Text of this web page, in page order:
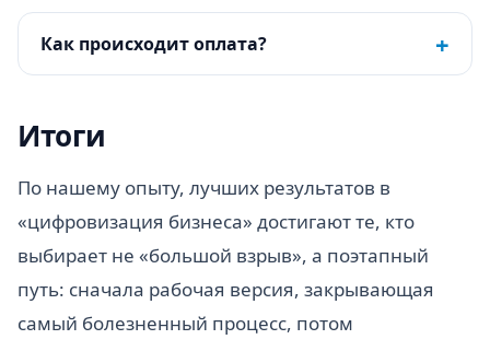
Как происходит оплата? +
Итоги
По нашему опыту, лучших результатов в
«цифровизация бизнеса» достигают те, кто
выбирает не «большой взрыв», а поэтапный
путь: сначала рабочая версия, закрывающая
самый болезненный процесс, потом